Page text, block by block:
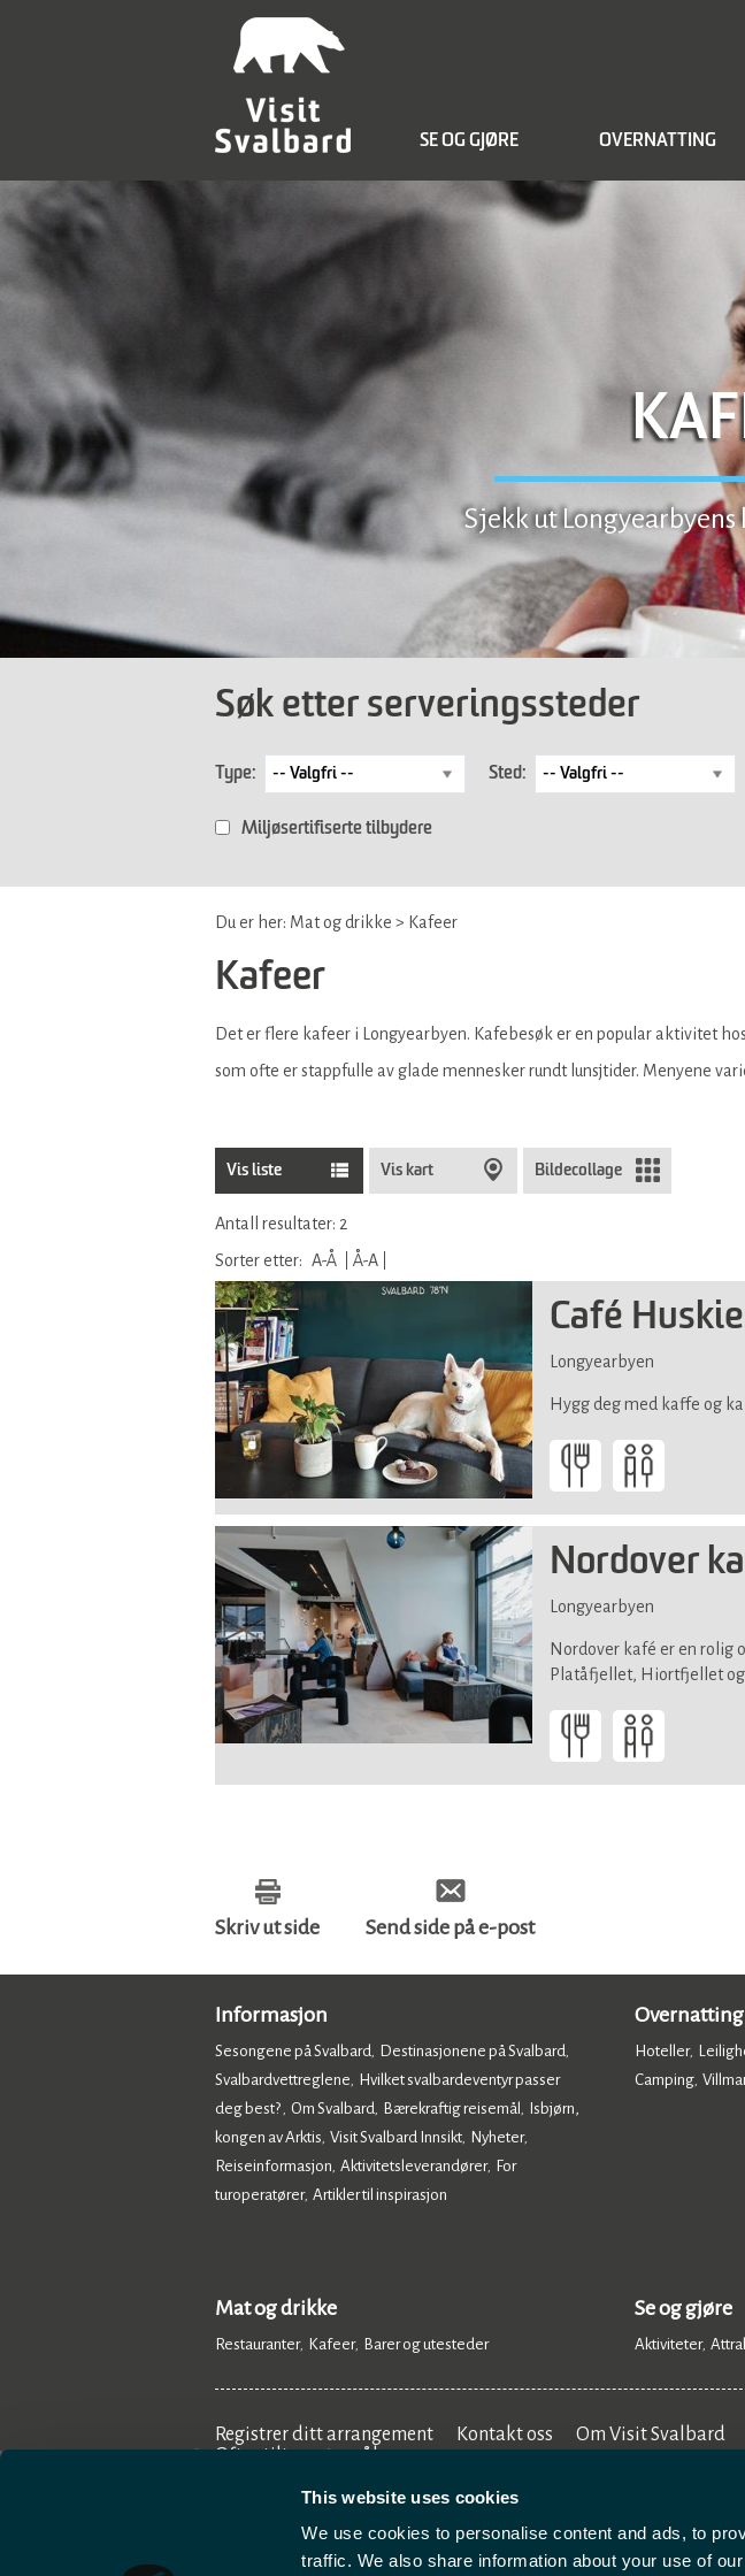
This website uses cookies
We use cookies to personalise content and ads, to
traffic. We also share information about your use of
SE OG GJØRE OVERNATTING
Sjekk ut
Søk etter serveringssteder
Type: Sted:
Miljøsertifiserte tilbydere
Du er her: Mat og drikke > Kafeer
Kafeer
Det er flere kafeer i Longyearbyen. Kafebesøk er en popular aktivitet
som ofte er stappfulle av glade mennesker rundt lunsjtider. Menyene
Vis liste Vis kart Bildecollage
Antall resultater: 2
Sorter etter: A-Å Å-A
Café
Longyearbyen
Hygg deg med kaffe og
Nordover
Longyearbyen
Nordover kafé er en rolig
Platåfjellet, Hiortfjellet
Skriv ut side Send side på e-post
Informasjon
Sesongene på Svalbard, Destinasjonene på Svalbard,
Svalbardvettreglene, Hvilket svalbardeventyr passer
deg best?, Om Svalbard, Bærekraftig reisemål, Isbjørn,
kongen av Arktis, Visit Svalbard Innsikt, Nyheter,
Reiseinformasjon, Aktivitetsleverandører, For
turoperatører, Artikler til inspirasjon
Overnatting
Hoteller,
Camping,
Mat og drikke
Restauranter, Kafeer, Barer og utesteder,
Se og gjøre
Aktiviteter,
Registrer ditt arrangement Kontakt oss Om Visit Svalbard
Ofte stilte spørsmål